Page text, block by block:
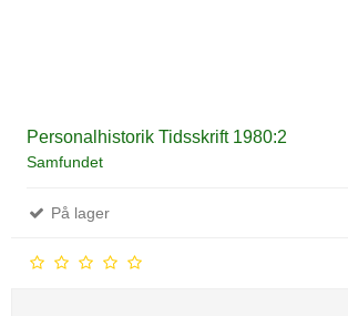
Personalhistorik Tidsskrift 1980:2
Samfundet
På lager